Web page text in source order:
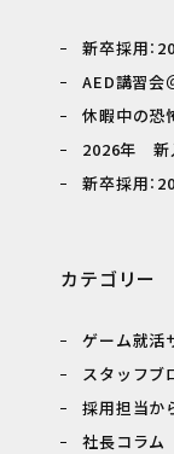
新卒採用：
AED講習会
休暇中の恐
2026年 新
新卒採用：
カテゴリー
ゲーム就活
スタッフブ
採用担当か
社長コラム